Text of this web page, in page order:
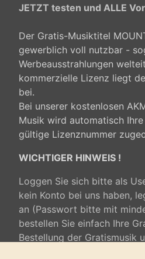
JETZT testen und ALLE
Der Gratis-Musiktitel
gewerblich voll nutzbar -
Werbeausstrahlungen
kommerzielle Lizenz liegt
bei.
Bei unserer kostenlosen
Musik wird automatisch
gültige Lizenznummer
WICHTIGER HINWEIS !
Loggen Sie sich bitte als
kein Konto bei uns haben,
an (Passwort bitte mit
bestellen Sie einfach Ihre
Bestellung der Gratismusik